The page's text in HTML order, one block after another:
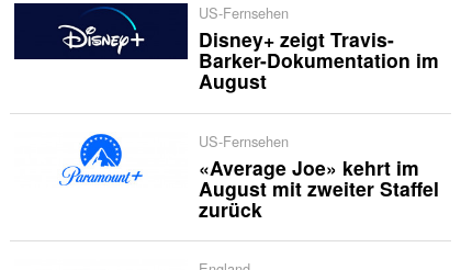
US-Fernsehen
Disney+ zeigt Travis-
Barker-Dokumentation im
August
US-Fernsehen
«Average Joe» kehrt im
August mit zweiter Staffel
zurück